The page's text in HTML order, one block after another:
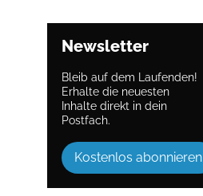
Newsletter
Bleib auf dem Laufenden!
Erhalte die neuesten
Inhalte direkt in dein
Postfach.
Kostenlos abonnieren